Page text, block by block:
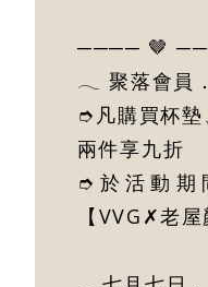
──── 🤎
𓂃 聚落會員
➮凡購買杯墊
兩件享九折
➮於活動期
【VVG✗老